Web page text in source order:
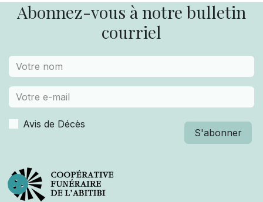
Abonnez-vous à notre bulletin
courriel
Avis de Décès
S'abonner